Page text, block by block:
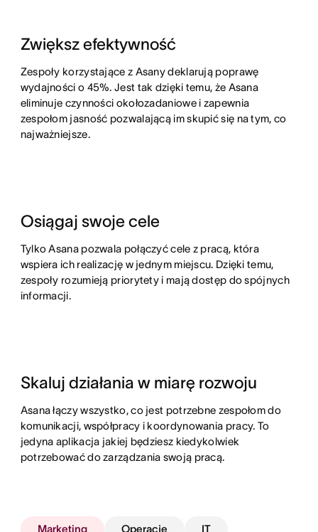
Zwiększ efektywność
Zespoły korzystające z Asany deklarują poprawę
wydajności o 45%. Jest tak dzięki temu, że Asana
eliminuje czynności okołozadaniowe i zapewnia
zespołom jasność pozwalającą im skupić się na tym, co
najważniejsze.
Osiągaj swoje cele
Tylko Asana pozwala połączyć cele z pracą, która
wspiera ich realizację w jednym miejscu. Dzięki temu,
zespoły rozumieją priorytety i mają dostęp do spójnych
informacji.
Skaluj działania w miarę rozwoju
Asana łączy wszystko, co jest potrzebne zespołom do
komunikacji, współpracy i koordynowania pracy. To
jedyna aplikacja jakiej będziesz kiedykolwiek
potrzebować do zarządzania swoją pracą.
Marketing Operacje IT